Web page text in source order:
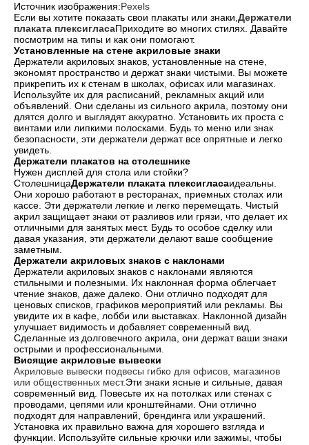
Источник изображения:Pexels
Если вы хотите показать свои плакаты или знаки, Держатели
плаката плексигласаПриходите во многих стилях. Давайте
посмотрим на типы и как они помогают.
Установленные на стене акриловые знаки
Держатели акриловых знаков, установленные на стене,
экономят пространство и держат знаки чистыми. Вы можете
прикрепить их к стенам в школах, офисах или магазинах.
Используйте их для расписаний, рекламных акций или
объявлений. Они сделаны из сильного акрила, поэтому они
длятся долго и выглядят аккуратно. Установить их проста с
винтами или липкими полосками. Будь то меню или знак
безопасности, эти держатели держат все опрятные и легко
увидеть.
Держатели плакатов на столешнике
Нужен дисплей для стола или стойки?
СтолешницаДержатели плаката плексигласаидеальны.
Они хорошо работают в ресторанах, приемных столах или
кассе. Эти держатели легкие и легко перемещать. Чистый
акрил защищает знаки от разливов или грязи, что делает их
отличными для занятых мест. Будь то особое сделку или
давая указания, эти держатели делают ваше сообщение
заметным.
Держатели акриловых знаков с наклонами
Держатели акриловых знаков с наклонами являются
стильными и полезными. Их наклонная форма облегчает
чтение знаков, даже далеко. Они отлично подходят для
ценовых списков, графиков мероприятий или рекламы. Вы
увидите их в кафе, лобби или выставках. Наклонной дизайн
улучшает видимость и добавляет современный вид.
Сделанные из долговечного акрила, они держат ваши знаки
острыми и профессиональными.
Висящие акриловые вывески
Акриловые вывески подвесы гибко для офисов, магазинов
или общественных мест.Эти знаки ясные и сильные, давая
современный вид. Повесьте их на потолках или стенах с
проводами, цепями или кронштейнами. Они отлично
подходят для направлений, брендинга или украшений.
Установка их правильно важна для хорошего взгляда и
функции. Используйте сильные крючки или зажимы, чтобы